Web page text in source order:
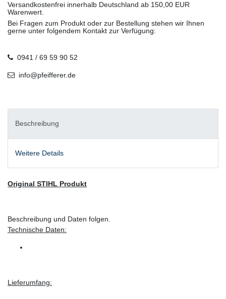
Versandkostenfrei innerhalb Deutschland ab 150,00 EUR
Warenwert.
Bei Fragen zum Produkt oder zur Bestellung stehen wir Ihnen
gerne unter folgendem Kontakt zur Verfügung:
0941 / 69 59 90 52
info@pfeifferer.de
Beschreibung
Weitere Details
Original STIHL Produkt
Beschreibung und Daten folgen.
Technische Daten:
Lieferumfang: